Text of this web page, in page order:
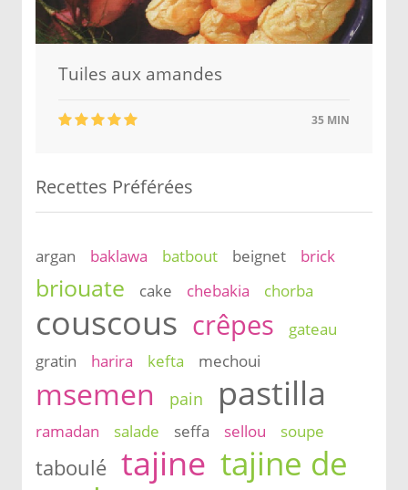
Tuiles aux amandes
35 MIN
Recettes Préférées
argan baklawa batbout beignet brick
briouate cake chebakia chorba
couscous crêpes
gateau
gratin
harira kefta mechoui
msemen pain pastilla
ramadan salade seffa sellou soupe
taboulé tajine tajine de